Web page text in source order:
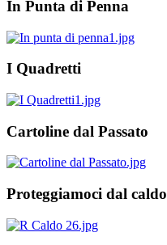
In Punta di Penna
I Quadretti
Cartoline dal Passato
Proteggiamoci dal caldo